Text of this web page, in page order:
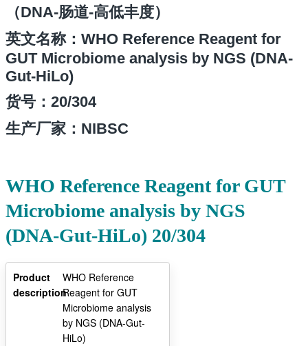
（DNA-肠道-高低丰度）
英文名称：WHO Reference Reagent for
GUT Microbiome analysis by NGS (DNA-
Gut-HiLo)
货号：20/304
生产厂家：NIBSC
WHO Reference Reagent for GUT
Microbiome analysis by NGS
(DNA-Gut-HiLo) 20/304
Product
description
WHO Reference
Reagent for GUT
Microbiome analysis
by NGS (DNA-Gut-
HiLo)